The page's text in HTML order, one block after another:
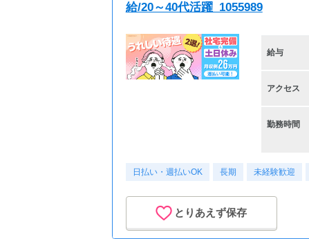
給/20～40代活躍_1055989
給与
アクセス
勤務時間
日払い・週払いOK 長期 未経験歓迎
とりあえず保存